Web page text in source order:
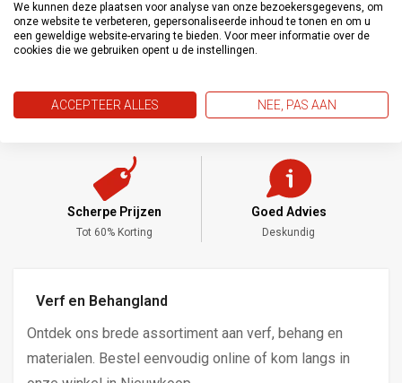
Scherpe Prijzen
Tot 60% Korting
Goed Advies
Deskundig
Verf en Behangland
Ontdek ons brede assortiment aan verf, behang en
materialen. Bestel eenvoudig online of kom langs in
We kunnen deze plaatsen voor analyse van onze bezoekersgegevens, om
onze website te verbeteren, gepersonaliseerde inhoud te tonen en om u
een geweldige website-ervaring te bieden. Voor meer informatie over de
cookies die we gebruiken opent u de instellingen.
ACCEPTEER ALLES NEE, PAS AAN